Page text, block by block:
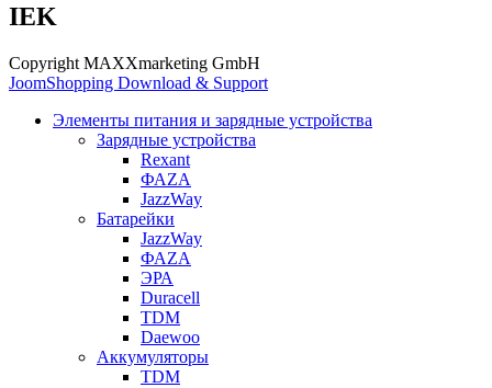
IEK
Copyright MAXXmarketing GmbH
JoomShopping Download & Support
Элементы питания и зарядные устройства
Зарядные устройства
Rexant
ФАZА
JazzWay
Батарейки
JazzWay
ФАZА
ЭРА
Duracell
TDM
Daewoo
Аккумуляторы
TDM